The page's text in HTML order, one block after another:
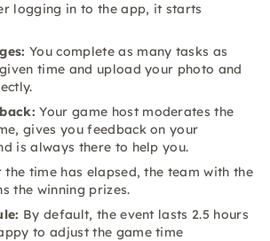
logging in to the app, it starts
You complete as many tasks as
time and upload your photo and
Your game host moderates the
gives you feedback on your
is always there to help you.
the time has elapsed, the team with the
the winning prizes.
By default, the event lasts 2.5 hours
to adjust the game time